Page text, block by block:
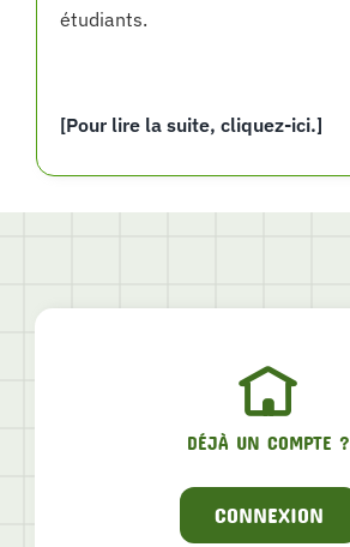
étudiants.
[Pour lire la suite, cliquez-ici.]
DÉJÀ UN COMPTE ?
CONNEXION